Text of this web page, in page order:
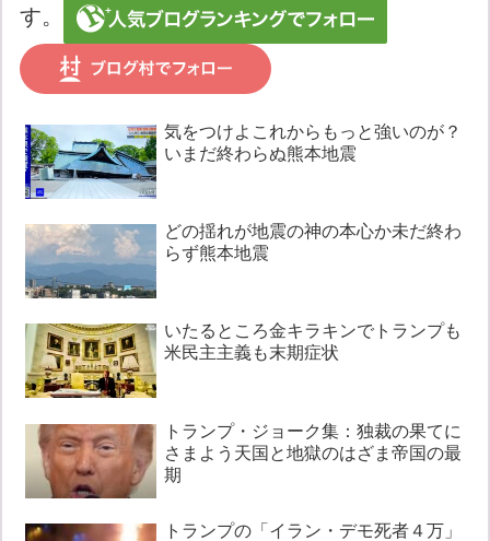
す。
気をつけよこれからもっと強いのが？
いまだ終わらぬ熊本地震
どの揺れが地震の神の本心か未だ終わ
らず熊本地震
いたるところ金キラキンでトランプも
米民主主義も末期症状
トランプ・ジョーク集：独裁の果てに
さまよう天国と地獄のはざま帝国の最
期
トランプの「イラン・デモ死者４万」